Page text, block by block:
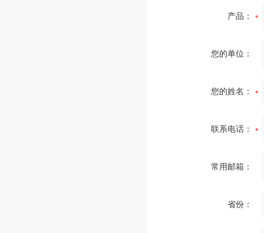
产品：
您的单位：
您的姓名：
联系电话：
常用邮箱：
省份：